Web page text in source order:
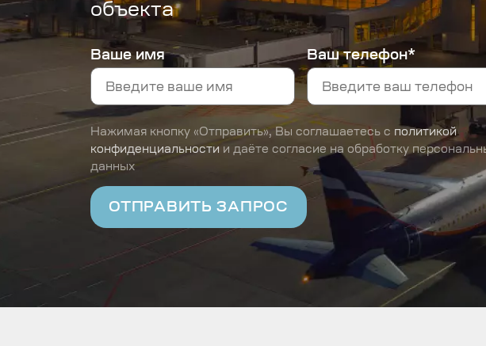
объекта
Ваше имя Ваш телефон*
Нажимая кнопку «Отправить», Вы соглашаетесь с политикой
конфиденциальности и даёте согласие на обработку
данных